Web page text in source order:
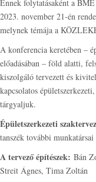
Ennek folytatásaként a
2023. november 21-én
melynek témája a
A konferencia keretében –
előadásában – föld alatti,
kiszolgáló tervezett és
kapcsolatos
tárgyaljuk.
Épületszerkezeti
tanszék további munkatársai
A tervező építészek: Bán
Streit Ágnes, Tima Zoltán